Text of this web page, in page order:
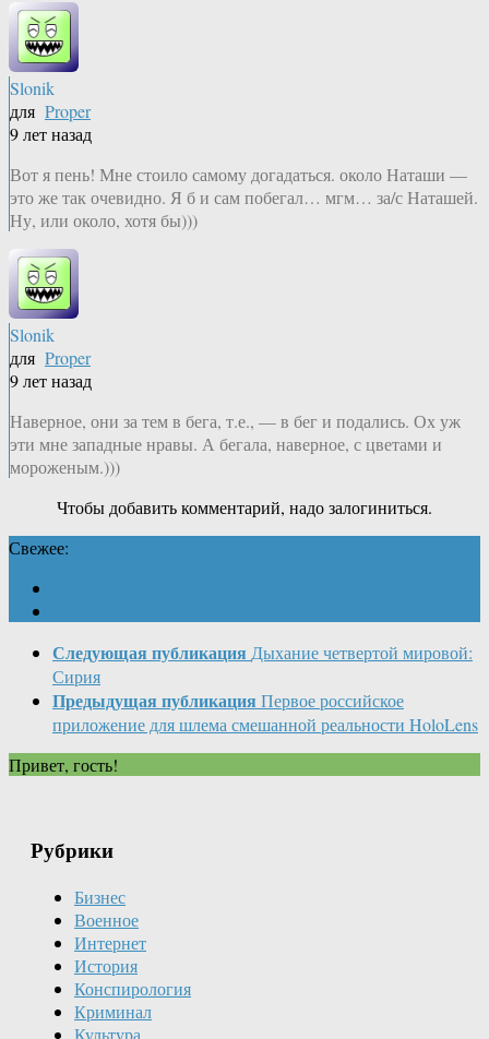
Slonik
для Proper
9 лет назад
Вот я пень! Мне стоило самому догадаться. около Наташи —
это же так очевидно. Я б и сам побегал… мгм… за/с Наташей.
Ну, или около, хотя бы)))
Slonik
для Proper
9 лет назад
Наверное, они за тем в бега, т.е., — в бег и подались. Ох уж
эти мне западные нравы. А бегала, наверное, с цветами и
мороженым.)))
Чтобы добавить комментарий, надо залогиниться.
Свежее:
Следующая публикация Дыхание четвертой мировой:
Сирия
Предыдущая публикация Первое российское
приложение для шлема смешанной реальности HoloLens
Привет, гость!
Рубрики
Бизнес
Военное
Интернет
История
Конспирология
Криминал
Культура